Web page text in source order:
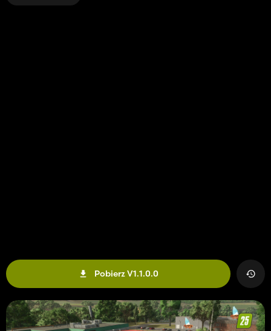
Pobierz V1.1.0.0